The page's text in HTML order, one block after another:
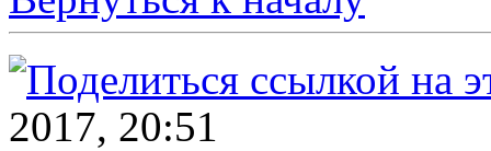
2017, 20:51